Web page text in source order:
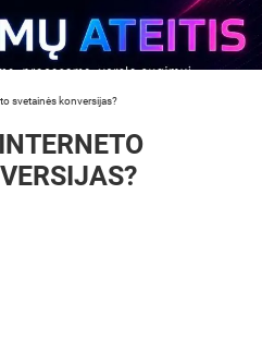
svetainės konversijas?